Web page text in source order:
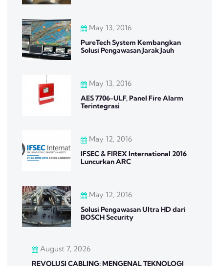
May 13, 2016
PureTech System Kembangkan
Solusi Pengawasan Jarak Jauh
May 13, 2016
AES 7706-ULF, Panel Fire Alarm
Terintegrasi
May 12, 2016
IFSEC & FIREX International 2016
Luncurkan ARC
May 12, 2016
Solusi Pengawasan Ultra HD dari
BOSCH Security
August 7, 2026
REVOLUSI CABLING: MENGENAL TEKNOLOGI